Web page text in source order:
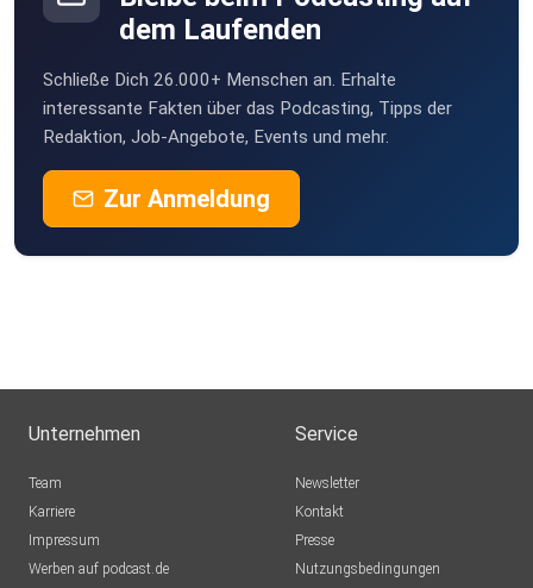
dem Laufenden
Schließe Dich 26.000+ Menschen an. Erhalte
interessante Fakten über das Podcasting, Tipps der
Redaktion, Job-Angebote, Events und mehr.
Zur Anmeldung
Unternehmen
Team
Karriere
Impressum
Werben auf podcast.de
Service
Newsletter
Kontakt
Presse
Nutzungsbedingungen